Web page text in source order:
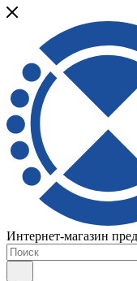
Интернет-магазин